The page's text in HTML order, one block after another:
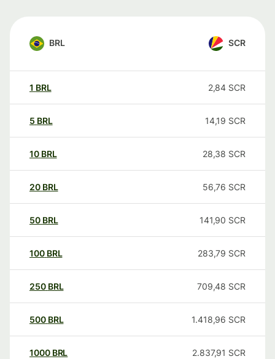
BRL SCR
1 BRL 2,84 SCR
5 BRL 14,19 SCR
10 BRL 28,38 SCR
20 BRL 56,76 SCR
50 BRL 141,90 SCR
100 BRL 283,79 SCR
250 BRL 709,48 SCR
500 BRL 1.418,96 SCR
1000 BRL 2.837,91 SCR